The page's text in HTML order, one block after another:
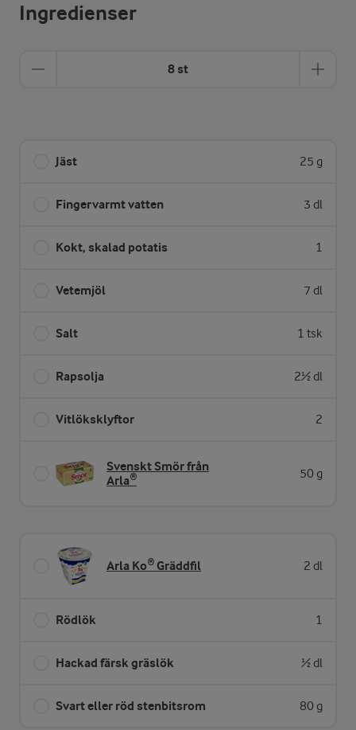
Ingredienser
8 st
Jäst 25 g
Fingervarmt vatten 3 dl
Kokt, skalad potatis 1
Vetemjöl 7 dl
Salt 1 tsk
Rapsolja 2½ dl
Vitlöksklyftor 2
Svenskt Smör från
Arla®
50 g
Arla Ko® Gräddfil 2 dl
Rödlök 1
Hackad färsk gräslök ½ dl
Svart eller röd stenbitsrom 80 g